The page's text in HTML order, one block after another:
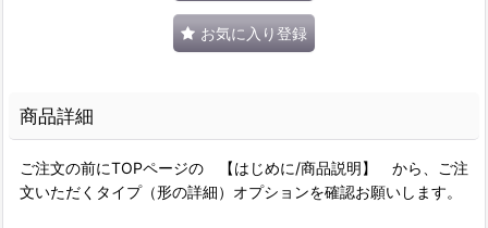
お気に入り登録
商品詳細
ご注文の前にTOPページの 【はじめに/商品説明】 から、ご注
文いただくタイプ（形の詳細）オプションを確認お願いします。